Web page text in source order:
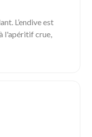
L’endive est
l'apéritif crue,